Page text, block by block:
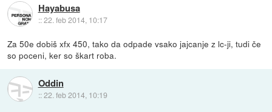
Hayabusa
::22. feb 2014, 10:17
Za 50e dobiš xfx 450, tako da odpade vsako jajcanje z lc-ji, tudi če
so poceni, ker so škart roba.
Oddin
::22. feb 2014, 10:19